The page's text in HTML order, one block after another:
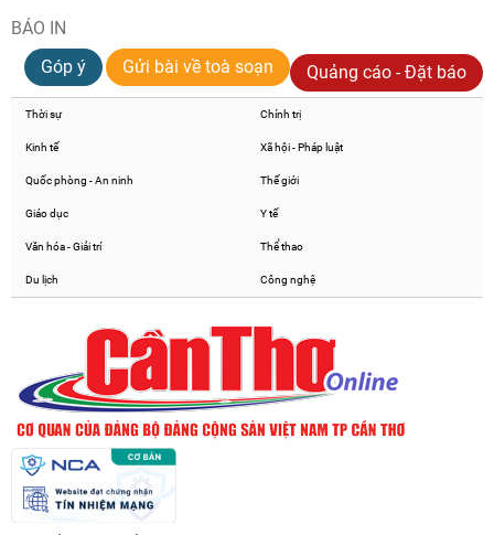
BÁO IN
Góp ý
Gửi bài về toà soạn Quảng cáo - Đặt báo
Thời sự Chính trị
Kinh tế Xã hội - Pháp luật
Quốc phòng - An ninh Thế giới
Giáo dục Y tế
Văn hóa - Giải trí Thể thao
Du lịch Công nghệ